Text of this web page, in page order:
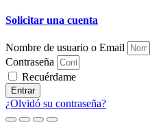
Solicitar una cuenta
Nombre de usuario o Email
Contraseña
Recuérdame
Entrar
¿Olvidó su contraseña?